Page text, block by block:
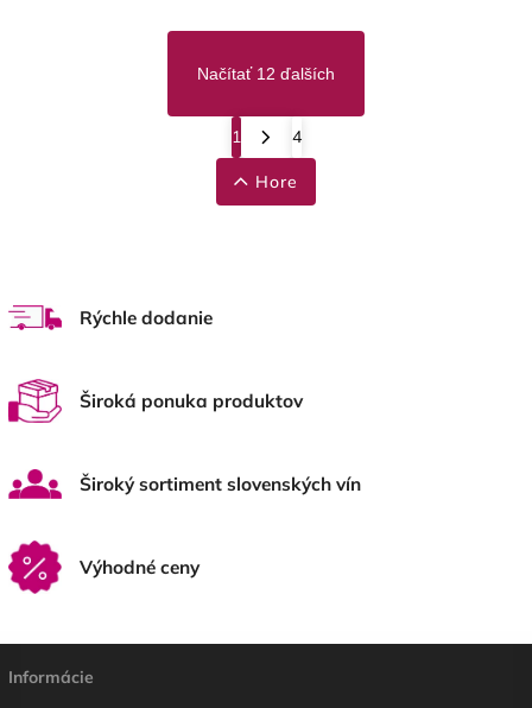
Načítať 12 ďalších
1 4
Hore
Rýchle dodanie
Široká ponuka produktov
Široký sortiment slovenských vín
Výhodné ceny
Informácie